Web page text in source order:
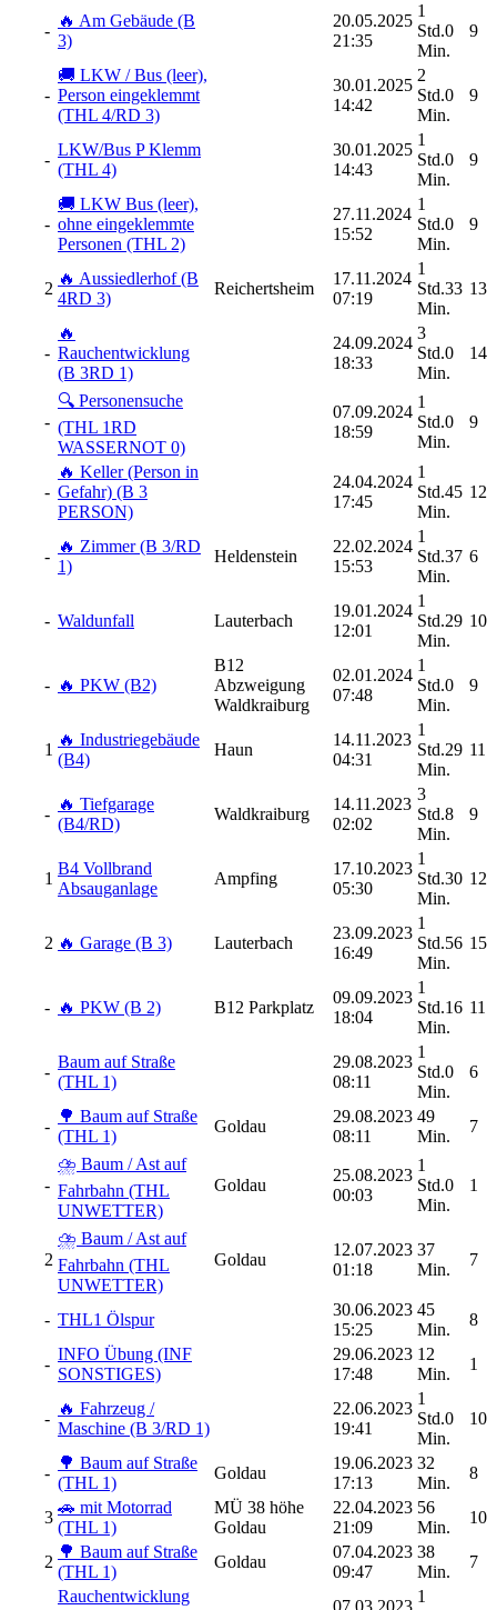
-
🔥 Am Gebäude (B
3)
20.05.2025
21:35
1
Std.0
Min.
9
-
🚚 LKW / Bus (leer),
Person eingeklemmt
(THL 4/RD 3)
30.01.2025
14:42
2
Std.0
Min.
9
-
LKW/Bus P Klemm
(THL 4)
30.01.2025
14:43
1
Std.0
Min.
9
-
🚚 LKW Bus (leer),
ohne eingeklemmte
Personen (THL 2)
27.11.2024
15:52
1
Std.0
Min.
9
2
🔥 Aussiedlerhof (B
4RD 3)
Reichertsheim
17.11.2024
07:19
1
Std.33
Min.
13
-
🔥
Rauchentwicklung
(B 3RD 1)
24.09.2024
18:33
3
Std.0
Min.
14
-
🔍 Personensuche
(THL 1RD
WASSERNOT 0)
07.09.2024
18:59
1
Std.0
Min.
9
-
🔥 Keller (Person in
Gefahr) (B 3
PERSON)
24.04.2024
17:45
1
Std.45
Min.
12
-
🔥 Zimmer (B 3/RD
1)
Heldenstein
22.02.2024
15:53
1
Std.37
Min.
6
- Waldunfall Lauterbach
19.01.2024
12:01
1
Std.29
Min.
10
- 🔥 PKW (B2)
B12
Abzweigung
Waldkraiburg
02.01.2024
07:48
1
Std.0
Min.
9
1
🔥 Industriegebäude
(B4)
Haun
14.11.2023
04:31
1
Std.29
Min.
11
-
🔥 Tiefgarage
(B4/RD)
Waldkraiburg
14.11.2023
02:02
3
Std.8
Min.
9
1
B4 Vollbrand
Absauganlage
Ampfing
17.10.2023
05:30
1
Std.30
Min.
12
2 🔥 Garage (B 3) Lauterbach
23.09.2023
16:49
1
Std.56
Min.
15
- 🔥 PKW (B 2) B12 Parkplatz
09.09.2023
18:04
1
Std.16
Min.
11
-
Baum auf Straße
(THL 1)
29.08.2023
08:11
1
Std.0
Min.
6
-
🌳 Baum auf Straße
(THL 1)
Goldau
29.08.2023
08:11
49
Min.
7
-
⛈️ Baum / Ast auf
Fahrbahn (THL
UNWETTER)
Goldau
25.08.2023
00:03
1
Std.0
Min.
1
2
⛈️ Baum / Ast auf
Fahrbahn (THL
UNWETTER)
Goldau
12.07.2023
01:18
37
Min.
7
- THL1 Ölspur
30.06.2023
15:25
45
Min.
8
-
INFO Übung (INF
SONSTIGES)
29.06.2023
17:48
12
Min.
1
-
🔥 Fahrzeug /
Maschine (B 3/RD 1)
22.06.2023
19:41
1
Std.0
Min.
10
-
🌳 Baum auf Straße
(THL 1)
Goldau
19.06.2023
17:13
32
Min.
8
3
🚗 mit Motorrad
(THL 1)
MÜ 38 höhe
Goldau
22.04.2023
21:09
56
Min.
10
2
🌳 Baum auf Straße
(THL 1)
Goldau
07.04.2023
09:47
38
Min.
7
Rauchentwicklung
1